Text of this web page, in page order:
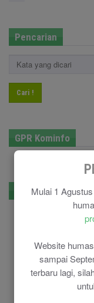
Mulai 1
Website
sampai
terbaru lagi,
Pencarian
Cari !
GPR Kominfo
E-Government